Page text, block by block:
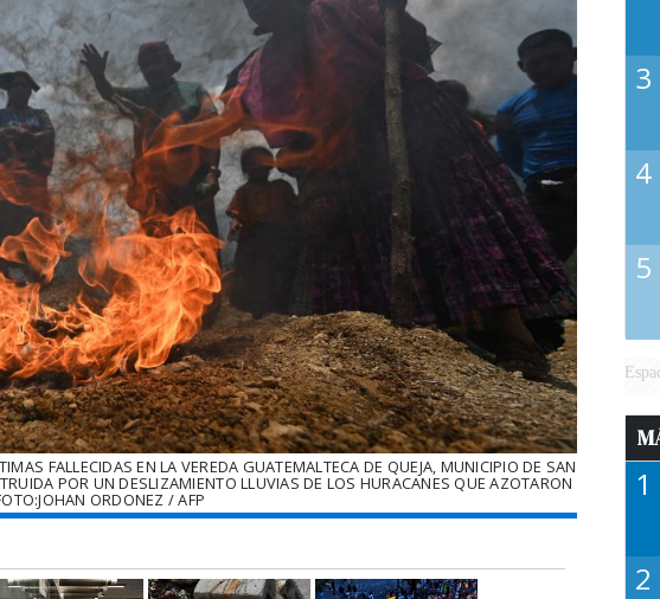
FALLECIDAS EN LA VEREDA GUATEMALTECA DE QUEJA, MUNICIPIO DE SAN
POR UN DESLIZAMIENTO LLUVIAS DE LOS HURACANES QUE AZOTARON
ORDONEZ / AFP
3
4
5
1
2